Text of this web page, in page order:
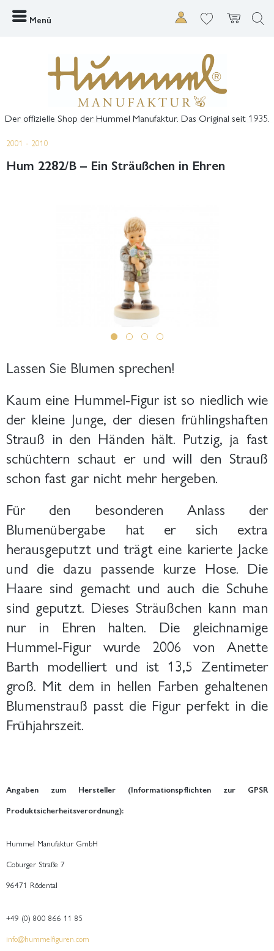
Menü
Der offizielle Shop der Hummel Manufaktur. Das Original seit 1935.
2001 - 2010
Hum 2282/B – Ein Sträußchen in Ehren
Lassen Sie Blumen sprechen!
Kaum eine Hummel-Figur ist so niedlich wie
der kleine Junge, der diesen frühlingshaften
Strauß in den Händen hält. Putzig, ja fast
schüchtern schaut er und will den Strauß
schon fast gar nicht mehr hergeben.
Für den besonderen Anlass der
Blumenübergabe hat er sich extra
herausgeputzt und trägt eine karierte Jacke
und die dazu passende kurze Hose. Die
Haare sind gemacht und auch die Schuhe
sind geputzt. Dieses Sträußchen kann man
nur in Ehren halten. Die gleichnamige
Hummel-Figur wurde 2006 von Anette
Barth modelliert und ist 13,5 Zentimeter
groß. Mit dem in hellen Farben gehaltenen
Blumenstrauß passt die Figur perfekt in die
Frühjahrszeit.
Angaben zum Hersteller (Informationspflichten zur GPSR
Produktsicherheitsverordnung):
Hummel Manufaktur GmbH
Coburger Straße 7
96471 Rödental
+49 (0) 800 866 11 85
info@hummelfiguren.com